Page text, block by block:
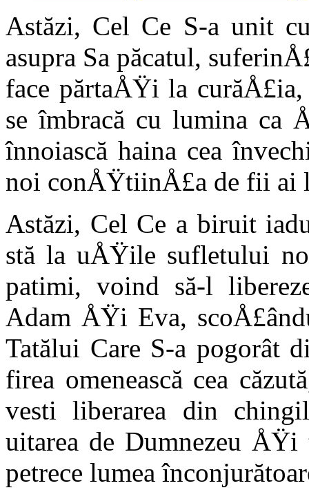
Astăzi, Cel Ce S-a unit
asupra Sa păcatul,
face părtaÅŸi la
se îmbracă cu lumina ca
înnoiască haina cea
noi con­ÅŸtiinÅ£a de fii
Astăzi, Cel Ce a biruit
stă la uÅŸile sufletu­lui
pa­timi, voind să-l
Adam ÅŸi Eva,
Tatălui Care S-a pogorât
firea ome­nească cea
vesti liberarea din
uitarea de Dumnezeu
petrece lumea